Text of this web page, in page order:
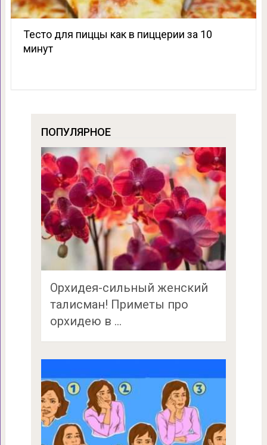
Тесто для пиццы как в пиццерии за 10
минут
ПОПУЛЯРНОЕ
Орхидея-сильный женский
талисман! Приметы про
орхидею в …